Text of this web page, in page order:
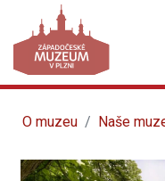
O muzeu Naše